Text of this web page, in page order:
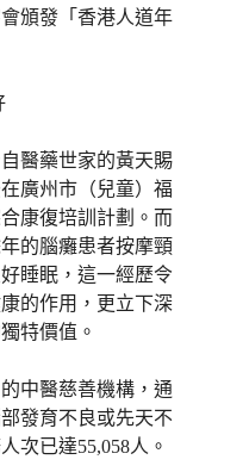
頒發「香港人道年
醫藥世家的黃天賜
廣州市（兒童）福
康復培訓計劃。而
的腦癱患者按摩頸
睡眠，這一經歷令
的作用，更立下深
特價值。
中醫慈善機構，通
發育不良或先天不
次已達55,058人。